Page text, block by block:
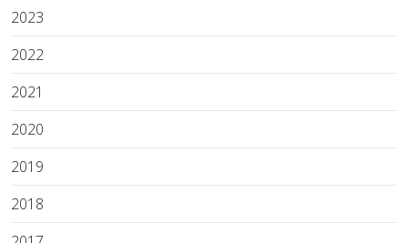
2023
2022
2021
2020
2019
2018